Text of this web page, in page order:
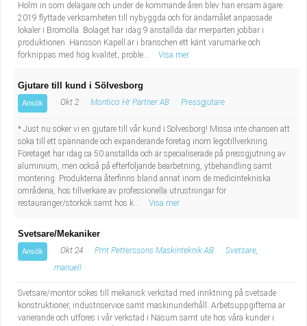
Holm in som delägare och under de kommande åren blev han ensam ägare.
2019 flyttade verksamheten till nybyggda och för ändamålet anpassade
lokaler i Bromölla. Bolaget har idag 9 anställda där merparten jobbar i
produktionen. Hansson Kapell är i branschen ett känt varumärke och
förknippas med hög kvalitet, proble...
Visa mer
Gjutare till kund i Sölvesborg
Ansök Okt 2 Montico Hr Partner AB Pressgjutare
* Just nu söker vi en gjutare till vår kund i Sölvesborg! Missa inte chansen att
söka till ett spännande och expanderande företag inom legotillverkning.
Företaget har idag ca 50 anställda och är specialiserade på pressgjutning av
aluminium, men också på efterföljande bearbetning, ytbehandling samt
montering. Produkterna återfinns bland annat inom de medicintekniska
områdena, hos tillverkare av professionella utrustningar för
restauranger/storkök samt hos k...
Visa mer
Svetsare/Mekaniker
Ansök Okt 24 Pmt Petterssons Maskinteknik AB
Svetsare,
manuell
Svetsare/montör sökes till mekanisk verkstad med inriktning på svetsade
konstruktioner, industriservice samt maskinunderhåll. Arbetsuppgifterna är
varierande och utföres i vår verkstad i Näsum samt ute hos våra kunder i